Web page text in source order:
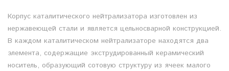
Корпус каталитического нейтрализатора изготовлен из
нержавеющей стали и является цельносварной конструкцией.
В каждом каталитическом нейтрализаторе находятся два
элемента, содержащие экструдированный керамический
носитель, образующий сотовую структуру из ячеек малого